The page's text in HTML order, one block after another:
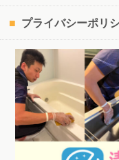
プライバシーポリ